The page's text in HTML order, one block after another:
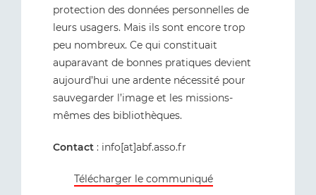
protection des données personnelles de
leurs usagers. Mais ils sont encore trop
peu nombreux. Ce qui constituait
auparavant de bonnes pratiques devient
aujourd’hui une ardente nécessité pour
sauvegarder l’image et les missions-
mêmes des bibliothèques.
Contact : info[at]abf.asso.fr
Télécharger le communiqué